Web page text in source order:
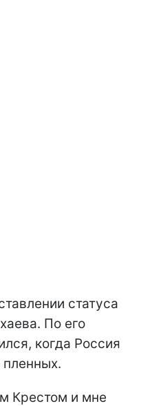
статуса
По его
когда Россия
Крестом и мне